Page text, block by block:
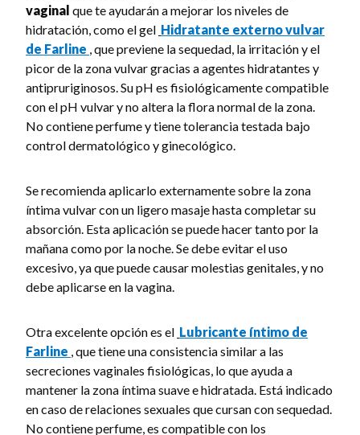
vaginal que te ayudarán a mejorar los niveles de
hidratación, como el gel Hidratante externo vulvar
de Farline , que previene la sequedad, la irritación y el
picor de la zona vulvar gracias a agentes hidratantes y
antipruriginosos. Su pH es fisiológicamente compatible
con el pH vulvar y no altera la flora normal de la zona.
No contiene perfume y tiene tolerancia testada bajo
control dermatológico y ginecológico.
Se recomienda aplicarlo externamente sobre la zona
íntima vulvar con un ligero masaje hasta completar su
absorción. Esta aplicación se puede hacer tanto por la
mañana como por la noche. Se debe evitar el uso
excesivo, ya que puede causar molestias genitales, y no
debe aplicarse en la vagina.
Otra excelente opción es el Lubricante íntimo de
Farline , que tiene una consistencia similar a las
secreciones vaginales fisiológicas, lo que ayuda a
mantener la zona íntima suave e hidratada. Está indicado
en caso de relaciones sexuales que cursan con sequedad.
No contiene perfume, es compatible con los